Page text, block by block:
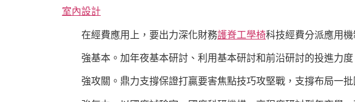
室內設計
在經費應用上，要出力深化財務護脊工學椅科技經費分派應用機
強基本。加年夜基本研討、利用基本研討和前沿研討的投進力
強攻關。鼎力支撐保證打贏要害焦點技巧攻堅戰，支撐布局一